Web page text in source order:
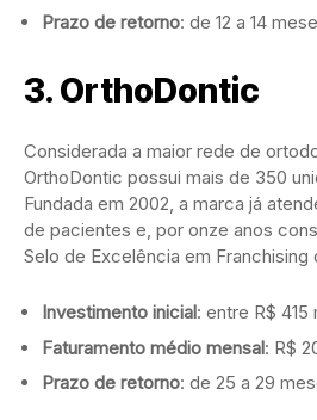
Prazo de retorno: de 12 a 14
3. OrthoDontic
Considerada a maior rede de
OrthoDontic possui mais de 350
Fundada em 2002, a marca já
de pacientes e, por onze anos
Selo de Excelência em Franchising
Investimento inicial: entre R$ 415
Faturamento médio mensal: R$
Prazo de retorno: de 25 a 29